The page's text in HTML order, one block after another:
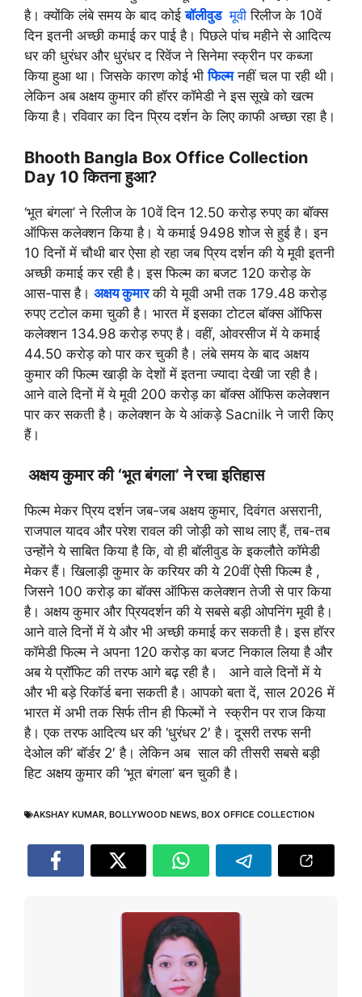
है। क्योंकि लंबे समय के बाद कोईबॉलीवुडमूवीरिलीज के 10वें
दिन इतनी अच्छी कमाई कर पाई है। पिछले पांच महीने से आदित्य
धर की धुरंधर और धुरंधर द रिवेंज ने सिनेमा स्क्रीन पर कब्जा
किया हुआ था। जिसके कारण कोई भीफिल्मनहीं चल पा रही थी।
लेकिन अब अक्षय कुमार की हॉरर कॉमेडी ने इस सूखे को खत्म
किया है। रविवार का दिन प्रिय दर्शन के लिए काफी अच्छा रहा है।
Bhooth Bangla Box Office Collection
Day 10 कितना हुआ?
‘भूत बंगला’ ने रिलीज के 10वें दिन 12.50 करोड़ रुपए का बॉक्स
ऑफिस कलेक्शन किया है। ये कमाई 9498 शोज से हुई है। इन
10 दिनों में चौथी बार ऐसा हो रहा जब प्रिय दर्शन की ये मूवी इतनी
अच्छी कमाई कर रही है। इस फिल्म का बजट 120 करोड़ के
आस-पास है। अक्षय कुमारकी ये मूवी अभी तक 179.48 करोड़
रुपए टटोल कमा चुकी है। भारत में इसका टोटल बॉक्स ऑफिस
कलेक्शन 134.98 करोड़ रुपए है। वहीं, ओवरसीज में ये कमाई
44.50 करोड़ को पार कर चुकी है। लंबे समय के बाद अक्षय
कुमार की फिल्म खाड़ी के देशों में इतना ज्यादा देखी जा रही है।
आने वाले दिनों में ये मूवी 200 करोड़ का बॉक्स ऑफिस कलेक्शन
पार कर सकती है। कलेक्शन के ये आंकड़े Sacnilk ने जारी किए
हैं।
अक्षय कुमार की ‘भूत बंगला’ ने रचा इतिहास
फिल्म मेकर प्रिय दर्शन जब-जब अक्षय कुमार, दिवंगत असरानी,
राजपाल यादव और परेश रावल की जोड़ी को साथ लाए हैं, तब-तब
उन्होंने ये साबित किया है कि, वो ही बॉलीवुड के इकलौते कॉमेडी
मेकर हैं। खिलाड़ी कुमार के करियर की ये 20वीं ऐसी फिल्म है ,
जिसने 100 करोड़ का बॉक्स ऑफिस कलेक्शन तेजी से पार किया
है। अक्षय कुमार और प्रियदर्शन की ये सबसे बड़ी ओपनिंग मूवी है।
आने वाले दिनों में ये और भी अच्छी कमाई कर सकती है। इस हॉरर
कॉमेडी फिल्म ने अपना 120 करोड़ का बजट निकाल लिया है और
अब ये प्रॉफिट की तरफ आगे बढ़ रही है। आने वाले दिनों में ये
और भी बड़े रिकॉर्ड बना सकती है। आपको बता दें, साल 2026 में
भारत में अभी तक सिर्फ तीन ही फिल्मों ने स्क्रीन पर राज किया
है। एक तरफ आदित्य धर की ‘धुरंधर 2′ है। दूसरी तरफ सनी
देओल की’ बॉर्डर 2′ है। लेकिन अब साल की तीसरी सबसे बड़ी
हिट अक्षय कुमार की ‘भूत बंगला’ बन चुकी है।
AKSHAY KUMAR, BOLLYWOOD NEWS, BOX OFFICE COLLECTION